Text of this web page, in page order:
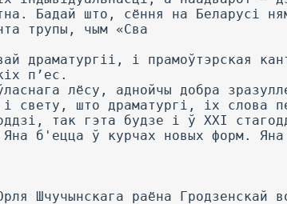
Бадай што, сёння на Беларусі
трупы, чым «Сва
драматургіі, і прамоўтэрская
п’ес.
лёсу, аднойчы добра
свету, што драматургі, іх слова
так гэта будзе і ў XXI
б'ецца ў курчах новых форм.
Шчучынскага раёна Гродзенскай